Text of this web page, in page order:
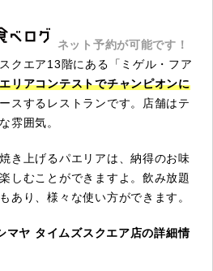
ネット予約が可能です！
クエア13階にある「ミゲル・フア
リアコンテストでチャンピオンに
スするレストランです。店舗はテ
雰囲気。
き上げるパエリアは、納得のお味
楽しむことができますよ。飲み放題
あり、様々な使い方ができます。
マヤ タイムズスクエア店の詳細情